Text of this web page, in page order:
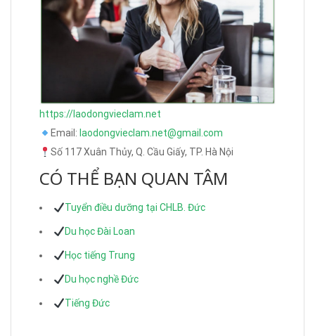
https://laodongvieclam.net
Email: laodongvieclam.net@gmail.com
Số 117 Xuân Thủy, Q. Cầu Giấy, TP. Hà Nội
CÓ THỂ BẠN QUAN TÂM
Tuyển điều dưỡng tại CHLB. Đức
Du học Đài Loan
Học tiếng Trung
Du học nghề Đức
Tiếng Đức